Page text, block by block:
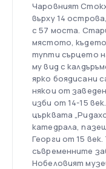
Чаровният
върху 14
с 57 моста.
мястото, където
тупти сърцето
му вид с
ярко боядисани
някои от
изби от 14-15
църквата
катедрала,
Георги от 15
съвременните
Нобеловият